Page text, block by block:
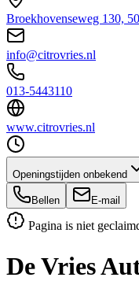
Broekhovenseweg 130,
info@citrovries.nl
013-5443110
www.citrovries.nl
Openingstijden onbekend
Bellen E-mail
Pagina is niet
De Vries